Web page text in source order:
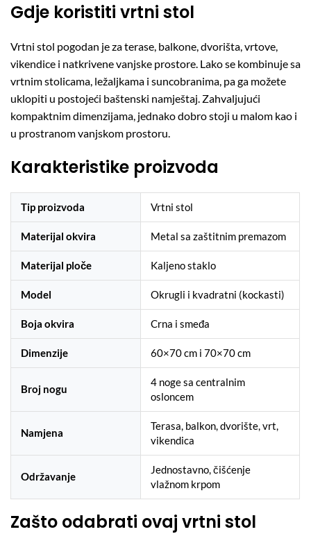
Gdje koristiti vrtni stol
Vrtni stol pogodan je za terase, balkone, dvorišta, vrtove,
vikendice i natkrivene vanjske prostore. Lako se kombinuje sa
vrtnim stolicama, ležaljkama i suncobranima, pa ga možete
uklopiti u postojeći baštenski namještaj. Zahvaljujući
kompaktnim dimenzijama, jednako dobro stoji u malom kao i
u prostranom vanjskom prostoru.
Karakteristike proizvoda
Tip proizvoda Vrtni stol
Materijal okvira Metal sa zaštitnim premazom
Materijal ploče Kaljeno staklo
Model Okrugli i kvadratni (kockasti)
Boja okvira Crna i smeđa
Dimenzije 60×70 cm i 70×70 cm
Broj nogu
4 noge sa centralnim
osloncem
Namjena
Terasa, balkon, dvorište, vrt,
vikendica
Održavanje
Jednostavno, čišćenje
vlažnom krpom
Zašto odabrati ovaj vrtni stol